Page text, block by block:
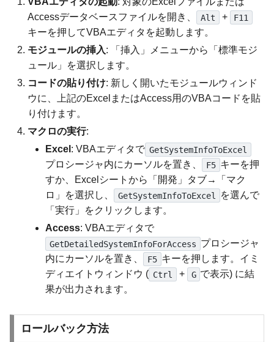
Accessデータベースファイルを開き、
Alt + F11
キーを押してVBAエディタを起動します。
モジュールの挿入: 「挿入」メニューから「標準モジ
ュール」を選択します。
コードの貼り付け: 新しく開いたモジュールウィンド
ウに、上記のExcelまたはAccess用のVBAコードを貼
り付けます。
マクロの実行:
Excel : VBAエディタで GetSystemInfoToExcel
プロシージャ内にカーソルを置き、 F5 キーを押
すか、Excelシートから「開発」タブ→「マク
ロ」を選択し、
GetSystemInfoToExcel
を選んで
「実行」をクリックします。
Access: VBAエディタで
GetDetailedSystemInfoForAccess プロシージャ
内にカーソルを置き、
F5 キーを押します。イミ
ディエイトウィンドウ ( Ctrl + G で表示) に結
果が出力されます。
ロールバック方法